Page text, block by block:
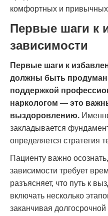
комфортных и привычных
Первые шаги к
зависимости
Первые шаги к
должны быть
поддержкой
наркологом — это
выздоровлению.
закладывается
определяется стратегия
Пациенту важно
зависимости требует
разъясняет, что путь к
включать несколько
заканчивая